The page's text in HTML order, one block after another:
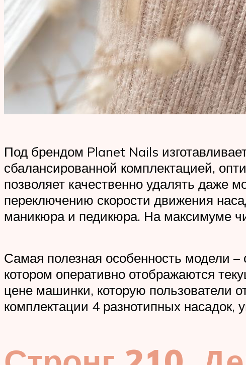
Под брендом Planet Nails
сбалансированной комплектацией,
позволяет качественно удалять даже
переключению скорости движения
маникюра и педикюра. На максимуме
Самая полезная особенность модели
котором оперативно отображаются
цене машинки, которую пользователи
комплектации 4 разнотипных насадок,